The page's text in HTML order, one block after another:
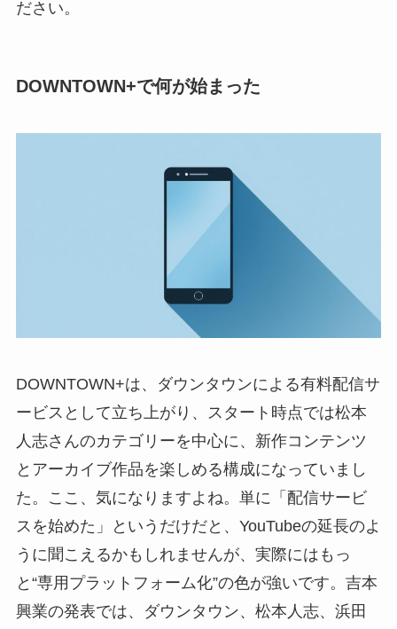
ださい。
DOWNTOWN+で何が始まった
DOWNTOWN+は、ダウンタウンによる有料配信サ
ービスとして立ち上がり、スタート時点では松本
人志さんのカテゴリーを中心に、新作コンテンツ
とアーカイブ作品を楽しめる構成になっていまし
た。ここ、気になりますよね。単に「配信サービ
スを始めた」というだけだと、YouTubeの延長のよ
うに聞こえるかもしれませんが、実際にはもっ
と“専用プラットフォーム化”の色が強いです。吉本
興業の発表では、ダウンタウン、松本人志、浜田